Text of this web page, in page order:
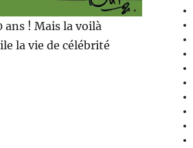
ans ! Mais la voilà
la vie de célébrité